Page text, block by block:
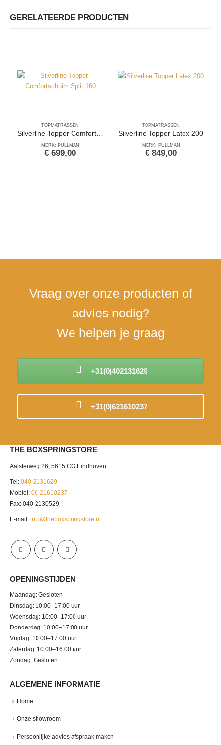
GERELATEERDE PRODUCTEN
TOPMATRASSEN
Silverline Topper Comfortschuim Split 160
MERK: PULLMAN
€ 699,00
TOPMATRASSEN
Silverline Topper Latex 200
MERK: PULLMAN
€ 849,00
Vraag over onze producten of
advies nodig?
We helpen je graag
+31(0)402131629
+31(0)621610237
THE BOXSPRINGSTORE
Aalsterweg 26, 5615 CG Eindhoven
Tel: 040-2131629
Mobiel: 06-21610237
Fax: 040-2130529
E-mail: info@theboxspringstore.nl
OPENINGSTIJDEN
Maandag: Gesloten
Dinsdag: 10:00–17:00 uur
Woensdag: 10:00–17:00 uur
Donderdag: 10:00–17:00 uur
Vrijdag: 10:00–17:00 uur
Zaterdag: 10:00–16:00 uur
Zondag: Gesloten
ALGEMENE INFORMATIE
Home
Onze showroom
Persoonlijke advies afspraak maken